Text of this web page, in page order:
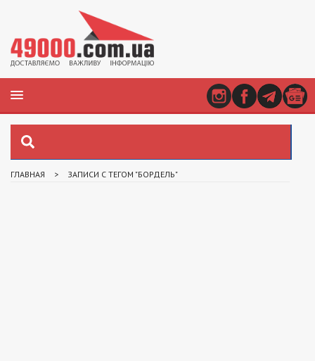
ГЛАВНАЯ > ЗАПИСИ С ТЕГОМ "БОРДЕЛЬ"